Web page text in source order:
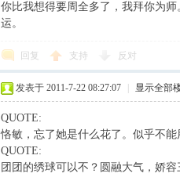
你比我想得要周全多了，我拜你为
运。
回复 支持 反对
发表于 2011-7-22 08:27:07 显示全部
QUOTE:
恪敏，忘了她是什么花了。似乎不
QUOTE:
团团的绣球可以不？圆融大气，娇